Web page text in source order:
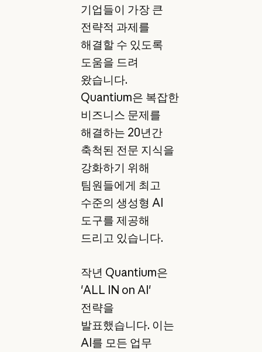
기업들이 가장 큰
전략적 과제를
해결할 수 있도록
도움을 드려
왔습니다.
Quantium은 복잡한
비즈니스 문제를
해결하는 20년간
축척된 전문 지식을
강화하기 위해
팀원들에게 최고
수준의 생성형 AI
도구를 제공해
드리고 있습니다.
작년 Quantium은
'ALL IN on AI'
전략을
발표했습니다. 이는
AI를 모든 업무